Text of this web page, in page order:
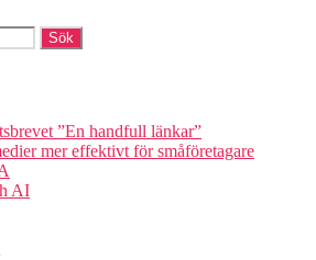
”En handfull länkar”
mer effektivt för småföretagare
AI